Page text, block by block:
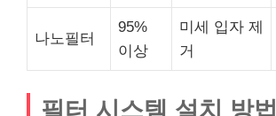
나노필터
95%
이상
미세 입자 제
거
필터 시스템 설치 방법